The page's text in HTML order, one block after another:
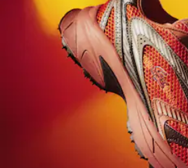
Intersuola oversize in EVA per il
Suola in gomma testurizzata,
Coccodrillo in TPU sul pannello
Peso approssimativo per scarpa:
Scopri di più qui